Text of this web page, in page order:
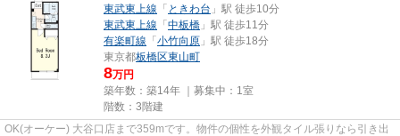
東武東上線 「 ときわ台 」駅 徒歩10分
東武東上線 「 中板橋 」駅 徒歩11分
有楽町線 「 小竹向原 」駅 徒歩18分
東京都板橋区東山町
8万円
築年数：築14年 ｜募集中： 1室
階数：3階建
OK(オーケー) 大谷口店まで359mです。物件の個性を外観タイル張りなら引き出